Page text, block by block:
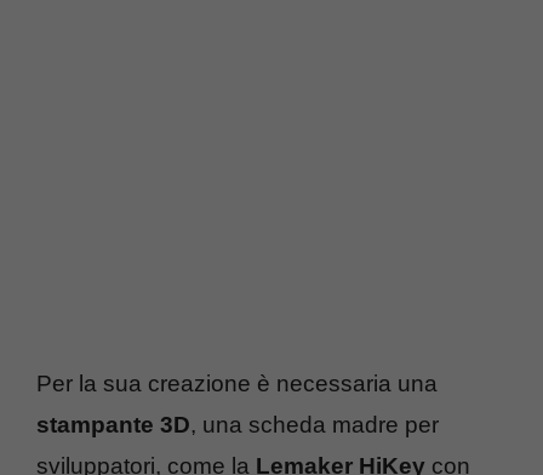
Per la sua creazione è necessaria una
stampante 3D, una scheda madre per
sviluppatori, come la Lemaker HiKey con